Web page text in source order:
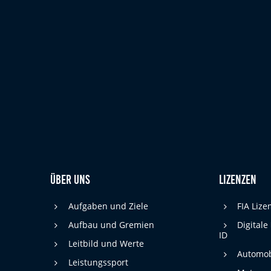
Über uns
Aufgaben und Ziele
Aufbau und Gremien
Leitbild und Werte
Leistungssport
Lizenzen
FIA
Digitale
ID
_gat, _ga, _gid
Diese Cookies dienen zur Erhebung von